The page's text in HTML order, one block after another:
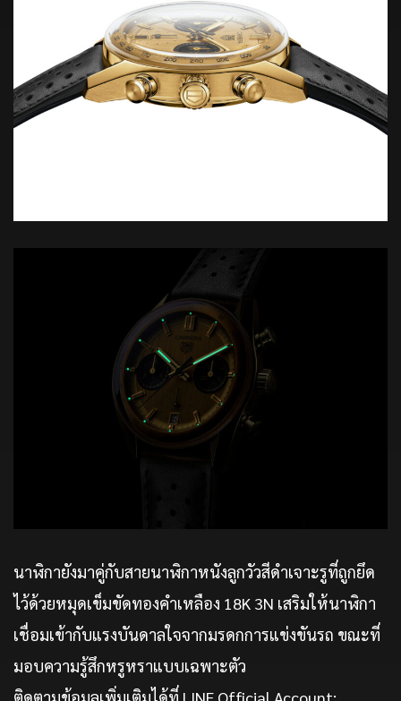
นาฬิกายังมาคู่กับสายนาฬิกาหนังลูกวัวสีดำเจาะรูที่ถูกยึด
ไว้ด้วยหมุดเข็มขัดทองคำเหลือง 18K 3N เสริมให้นาฬิกา
เชื่อมเข้ากับแรงบันดาลใจจากมรดกการแข่งขันรถ ขณะที่
มอบความรู้สึกหรูหราแบบเฉพาะตัว
ติดตามข้อมูลเพิ่มเติมได้ที่ LINE Official Account: